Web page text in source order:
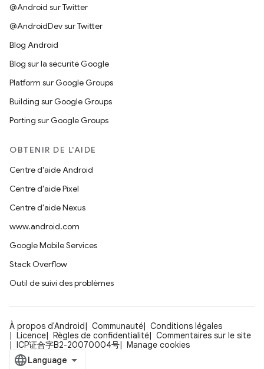
@Android sur Twitter
@AndroidDev sur Twitter
Blog Android
Blog sur la sécurité Google
Platform sur Google Groups
Building sur Google Groups
Porting sur Google Groups
OBTENIR DE L'AIDE
Centre d'aide Android
Centre d'aide Pixel
Centre d'aide Nexus
www.android.com
Google Mobile Services
Stack Overflow
Outil de suivi des problèmes
À propos d'Android Communauté
Conditions légales
Licence
Règles de confidentialité
Commentaires sur le site
ICP证合字B2-20070004号
Manage cookies